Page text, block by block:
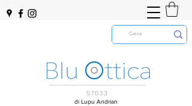
di Lupu Andrian